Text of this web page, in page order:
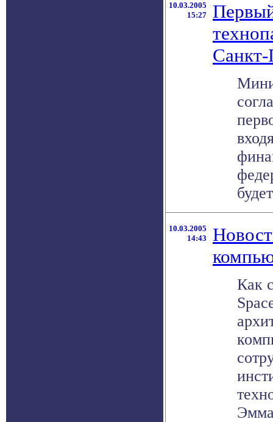
10.03.2005
15:27
Санкт-
10.03.2005
14:43
Как